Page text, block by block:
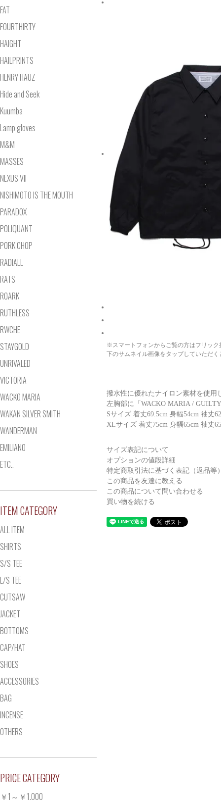
※スマートフォンからご覧の方はフリック
下のサムネイル画像をタップしていただ
撥水性に優れたナイロン素材を使用
左胸部に「WACKO MARIA /
Sサイズ 着丈69.5cm 身幅54cm 袖丈
XLサイズ 着丈75cm 身幅65cm 袖丈
サイズ表記について
オプションの値段詳細
特定商取引法に基づく表記（返品等
この商品を友達に教える
この商品について問い合わせる
買い物を続ける
FAT
FOURTHIRTY
HAIGHT
HAILPRINTS
HENRY HAUZ
Hide and Seek
Kuumba
Lamp gloves
M&M
MASSES
NEXUS VII
NISHIMOTO IS THE MOUTH
PARADOX
POLIQUANT
PORK CHOP
RADIALL
RATS
ROARK
RUTHLESS
RWCHE
STAYGOLD
UNRIVALED
VICTORIA
WACKO MARIA
WAKAN SILVER SMITH
WANDERMAN
EMILIANO
ETC..
ITEM CATEGORY
ALL ITEM
SHIRTS
S/S TEE
L/S TEE
CUTSAW
JACKET
BOTTOMS
CAP/HAT
SHOES
ACCESSORIES
BAG
INCENSE
OTHERS
PRICE CATEGORY
￥1～￥1,000